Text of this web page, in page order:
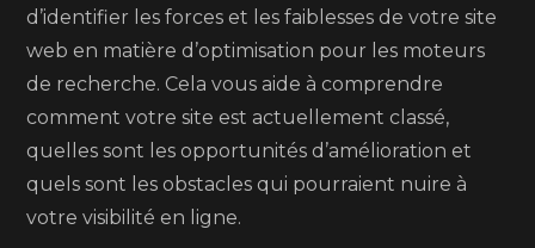
d’identifier les forces et les faiblesses de votre site
web en matière d’optimisation pour les moteurs
de recherche. Cela vous aide à comprendre
comment votre site est actuellement classé,
quelles sont les opportunités d’amélioration et
quels sont les obstacles qui pourraient nuire à
votre visibilité en ligne.